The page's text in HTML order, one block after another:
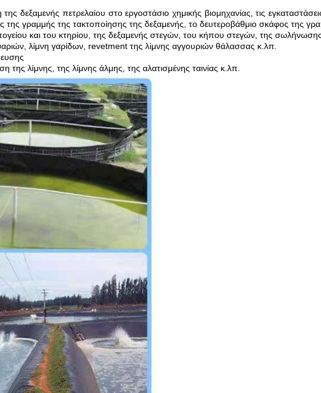
της δεξαμενής πετρελαίου στο εργοστάσιο χημικής βιομηχανίας, τις
γραμμής της τακτοποίησης της δεξαμενής, το δευτεροβάθμιο σκάφος της
και του κτηρίου, της δεξαμενής στεγών, του κήπου στεγών, της
λίμνη γαρίδων, revetment της λίμνης αγγουριών θάλασσας κ.λπ.
της λίμνης, της λίμνης άλμης, της αλατισμένης ταινίας κ.λπ.